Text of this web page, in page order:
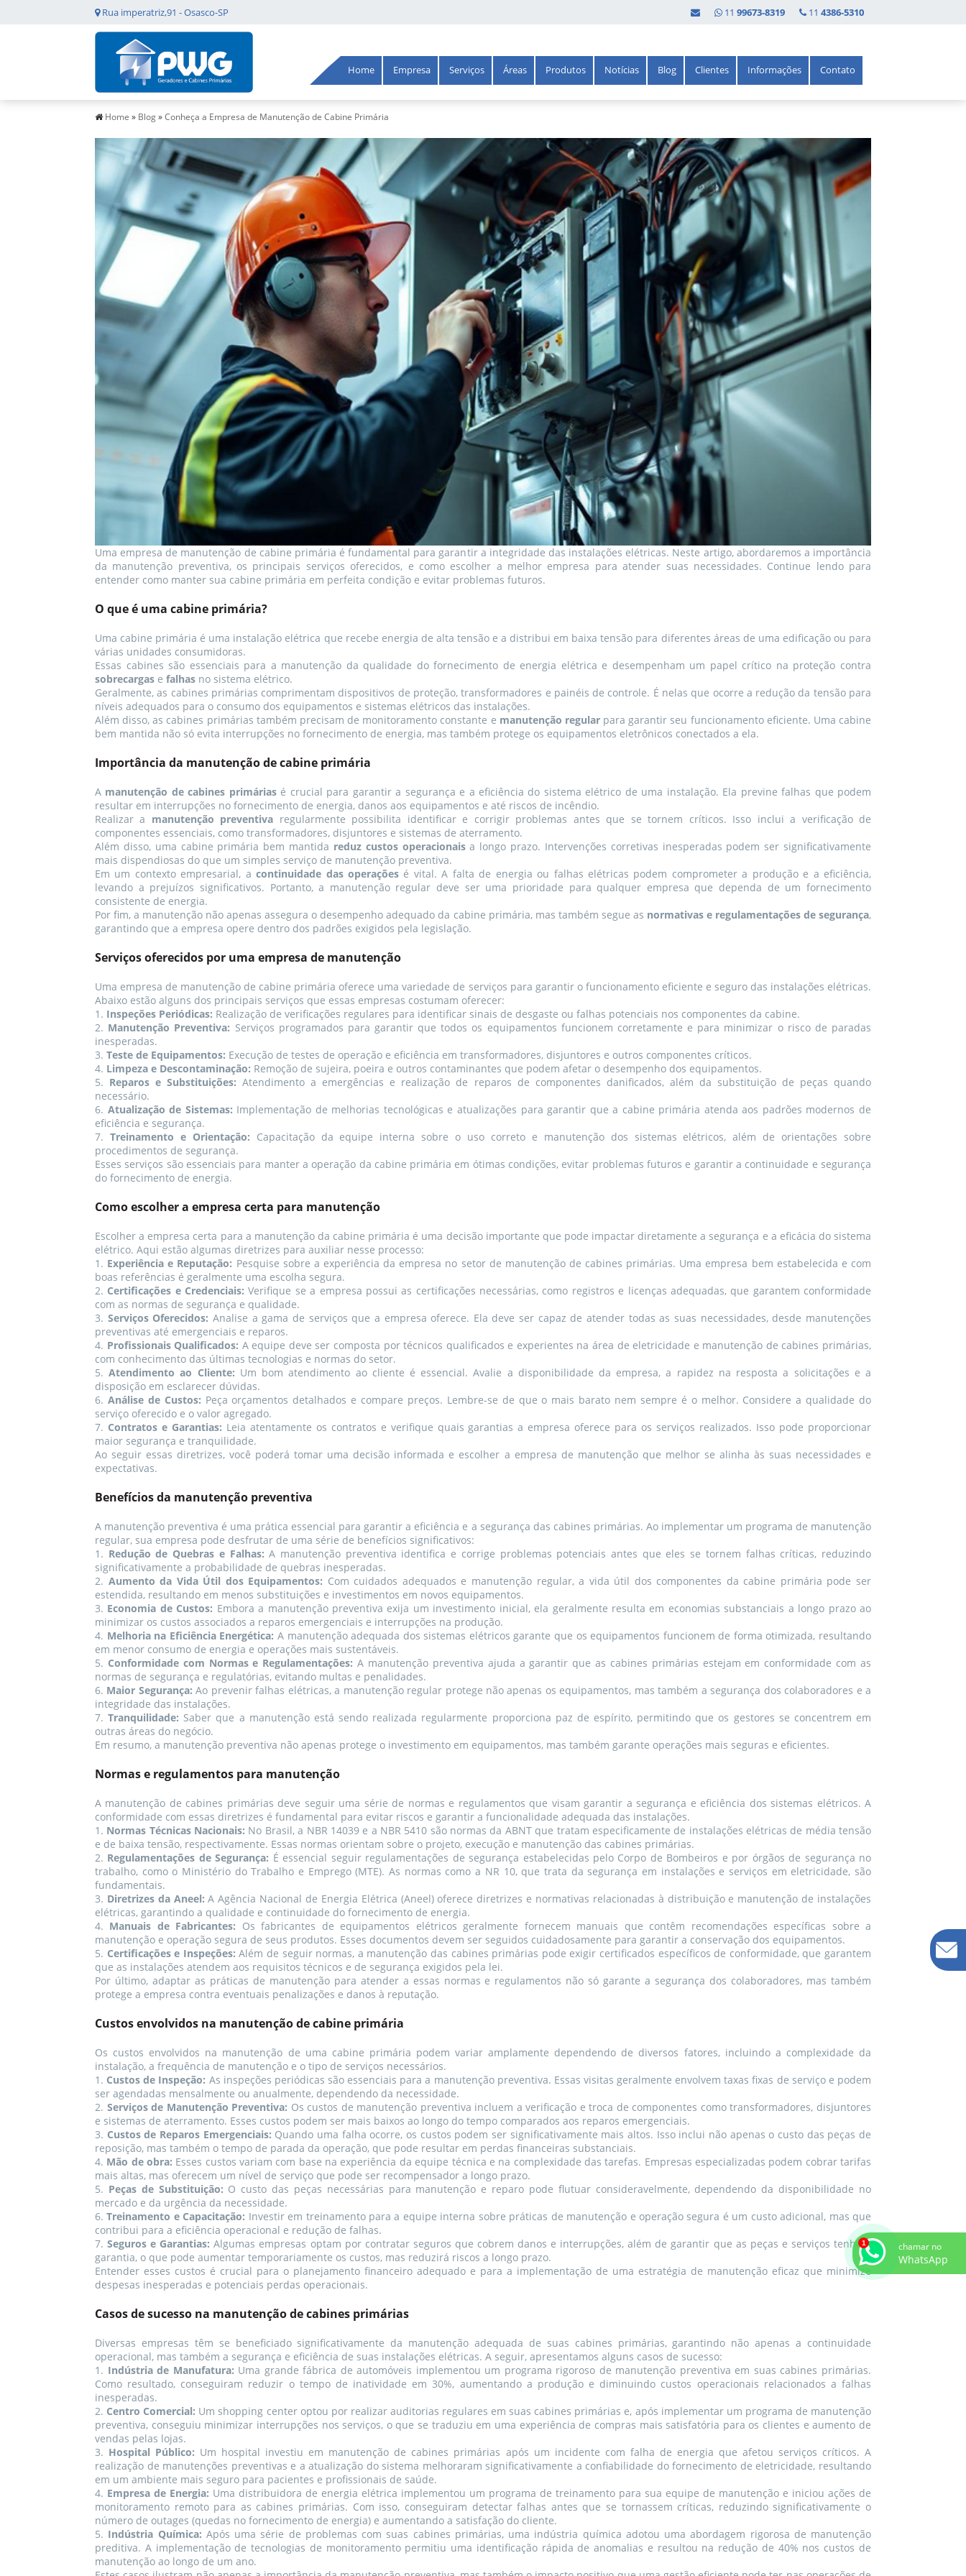
Rua imperatriz,91 - Osasco-SP 11 4386-5310
11 99673-8319
Home Empresa Serviços Áreas Produtos Notícias Blog Clientes Informações Contato
Home » Blog»Conheça a Empresa de Manutenção de Cabine Primária
Uma empresa de manutenção de cabine primária é fundamental para garantir a integridade das instalações elétricas. Neste artigo, abordaremos a importância
da manutenção preventiva, os principais serviços oferecidos, e como escolher a melhor empresa para atender suas necessidades. Continue lendo para
entender como manter sua cabine primária em perfeita condição e evitar problemas futuros.
O que é uma cabine primária?
Uma cabine primária é uma instalação elétrica que recebe energia de alta tensão e a distribui em baixa tensão para diferentes áreas de uma edificação ou para
várias unidades consumidoras.
Essas cabines são essenciais para a manutenção da qualidade do fornecimento de energia elétrica e desempenham um papel crítico na proteção contra
sobrecargas e falhas no sistema elétrico.
Geralmente, as cabines primárias comprimentam dispositivos de proteção, transformadores e painéis de controle. É nelas que ocorre a redução da tensão para
níveis adequados para o consumo dos equipamentos e sistemas elétricos das instalações.
Além disso, as cabines primárias também precisam de monitoramento constante e manutenção regularpara garantir seu funcionamento eficiente. Uma cabine
bem mantida não só evita interrupções no fornecimento de energia, mas também protege os equipamentos eletrônicos conectados a ela.
Importância da manutenção de cabine primária
A manutenção de cabines primáriasé crucial para garantir a segurança e a eficiência do sistema elétrico de uma instalação. Ela previne falhas que podem
resultar em interrupções no fornecimento de energia, danos aos equipamentos e até riscos de incêndio.
Realizar a manutenção preventiva regularmente possibilita identificar e corrigir problemas antes que se tornem críticos. Isso inclui a verificação de
componentes essenciais, como transformadores, disjuntores e sistemas de aterramento.
Além disso, uma cabine primária bem mantida reduz custos operacionaisa longo prazo. Intervenções corretivas inesperadas podem ser significativamente
mais dispendiosas do que um simples serviço de manutenção preventiva.
Em um contexto empresarial, acontinuidade das operações é vital. A falta de energia ou falhas elétricas podem comprometer a produção e a eficiência,
levando a prejuízos significativos. Portanto, a manutenção regular deve ser uma prioridade para qualquer empresa que dependa de um fornecimento
consistente de energia.
Por fim, a manutenção não apenas assegura o desempenho adequado da cabine primária, mas também segue as normativas e regulamentações de segurança,
garantindo que a empresa opere dentro dos padrões exigidos pela legislação.
Serviços oferecidos por uma empresa de manutenção
Uma empresa de manutenção de cabine primária oferece uma variedade de serviços para garantir o funcionamento eficiente e seguro das instalações elétricas.
Abaixo estão alguns dos principais serviços que essas empresas costumam oferecer:
1. Inspeções Periódicas: Realização de verificações regulares para identificar sinais de desgaste ou falhas potenciais nos componentes da cabine.
2. Manutenção Preventiva: Serviços programados para garantir que todos os equipamentos funcionem corretamente e para minimizar o risco de paradas
inesperadas.
3. Teste de Equipamentos: Execução de testes de operação e eficiência em transformadores, disjuntores e outros componentes críticos.
4. Limpeza e Descontaminação: Remoção de sujeira, poeira e outros contaminantes que podem afetar o desempenho dos equipamentos.
5. Reparos e Substituições: Atendimento a emergências e realização de reparos de componentes danificados, além da substituição de peças quando
necessário.
6. Atualização de Sistemas: Implementação de melhorias tecnológicas e atualizações para garantir que a cabine primária atenda aos padrões modernos de
eficiência e segurança.
7. Treinamento e Orientação: Capacitação da equipe interna sobre o uso correto e manutenção dos sistemas elétricos, além de orientações sobre
procedimentos de segurança.
Esses serviços são essenciais para manter a operação da cabine primária em ótimas condições, evitar problemas futuros e garantir a continuidade e segurança
do fornecimento de energia.
Como escolher a empresa certa para manutenção
Escolher a empresa certa para a manutenção da cabine primária é uma decisão importante que pode impactar diretamente a segurança e a eficácia do sistema
elétrico. Aqui estão algumas diretrizes para auxiliar nesse processo:
1. Experiência e Reputação: Pesquise sobre a experiência da empresa no setor de manutenção de cabines primárias. Uma empresa bem estabelecida e com
boas referências é geralmente uma escolha segura.
2. Certificações e Credenciais: Verifique se a empresa possui as certificações necessárias, como registros e licenças adequadas, que garantem conformidade
com as normas de segurança e qualidade.
3. Serviços Oferecidos: Analise a gama de serviços que a empresa oferece. Ela deve ser capaz de atender todas as suas necessidades, desde manutenções
preventivas até emergenciais e reparos.
4. Profissionais Qualificados: A equipe deve ser composta por técnicos qualificados e experientes na área de eletricidade e manutenção de cabines primárias,
com conhecimento das últimas tecnologias e normas do setor.
5.Atendimento ao Cliente: Um bom atendimento ao cliente é essencial. Avalie a disponibilidade da empresa, a rapidez na resposta a solicitações e a
disposição em esclarecer dúvidas.
6. Análise de Custos: Peça orçamentos detalhados e compare preços. Lembre-se de que o mais barato nem sempre é o melhor. Considere a qualidade do
serviço oferecido e o valor agregado.
7. Contratos e Garantias: Leia atentamente os contratos e verifique quais garantias a empresa oferece para os serviços realizados. Isso pode proporcionar
maior segurança e tranquilidade.
Ao seguir essas diretrizes, você poderá tomar uma decisão informada e escolher a empresa de manutenção que melhor se alinha às suas necessidades e
expectativas.
Benefícios da manutenção preventiva
A manutenção preventiva é uma prática essencial para garantir a eficiência e a segurança das cabines primárias. Ao implementar um programa de manutenção
regular, sua empresa pode desfrutar de uma série de benefícios significativos:
1. Redução de Quebras e Falhas: A manutenção preventiva identifica e corrige problemas potenciais antes que eles se tornem falhas críticas, reduzindo
significativamente a probabilidade de quebras inesperadas.
2. Aumento da Vida Útil dos Equipamentos: Com cuidados adequados e manutenção regular, a vida útil dos componentes da cabine primária pode ser
estendida, resultando em menos substituições e investimentos em novos equipamentos.
3. Economia de Custos: Embora a manutenção preventiva exija um investimento inicial, ela geralmente resulta em economias substanciais a longo prazo ao
minimizar os custos associados a reparos emergenciais e interrupções na produção.
4. Melhoria na Eficiência Energética: A manutenção adequada dos sistemas elétricos garante que os equipamentos funcionem de forma otimizada, resultando
em menor consumo de energia e operações mais sustentáveis.
5. Conformidade com Normas e Regulamentações: A manutenção preventiva ajuda a garantir que as cabines primárias estejam em conformidade com as
normas de segurança e regulatórias, evitando multas e penalidades.
6. Maior Segurança: Ao prevenir falhas elétricas, a manutenção regular protege não apenas os equipamentos, mas também a segurança dos colaboradores e a
integridade das instalações.
7.Tranquilidade: Saber que a manutenção está sendo realizada regularmente proporciona paz de espírito, permitindo que os gestores se concentrem em
outras áreas do negócio.
Em resumo, a manutenção preventiva não apenas protege o investimento em equipamentos, mas também garante operações mais seguras e eficientes.
Normas e regulamentos para manutenção
A manutenção de cabines primárias deve seguir uma série de normas e regulamentos que visam garantir a segurança e eficiência dos sistemas elétricos. A
conformidade com essas diretrizes é fundamental para evitar riscos e garantir a funcionalidade adequada das instalações.
1. Normas Técnicas Nacionais: No Brasil, a NBR 14039 e a NBR 5410 são normas da ABNT que tratam especificamente de instalações elétricas de média tensão
e de baixa tensão, respectivamente. Essas normas orientam sobre o projeto, execução e manutenção das cabines primárias.
2. Regulamentações de Segurança: É essencial seguir regulamentações de segurança estabelecidas pelo Corpo de Bombeiros e por órgãos de segurança no
trabalho, como o Ministério do Trabalho e Emprego (MTE). As normas como a NR 10, que trata da segurança em instalações e serviços em eletricidade, são
fundamentais.
3. Diretrizes da Aneel: A Agência Nacional de Energia Elétrica (Aneel) oferece diretrizes e normativas relacionadas à distribuição e manutenção de instalações
elétricas, garantindo a qualidade e continuidade do fornecimento de energia.
4. Manuais de Fabricantes: Os fabricantes de equipamentos elétricos geralmente fornecem manuais que contêm recomendações específicas sobre a
manutenção e operação segura de seus produtos. Esses documentos devem ser seguidos cuidadosamente para garantir a conservação dos equipamentos.
5. Certificações e Inspeções: Além de seguir normas, a manutenção das cabines primárias pode exigir certificados específicos de conformidade, que garantem
que as instalações atendem aos requisitos técnicos e de segurança exigidos pela lei.
Por último, adaptar as práticas de manutenção para atender a essas normas e regulamentos não só garante a segurança dos colaboradores, mas também
protege a empresa contra eventuais penalizações e danos à reputação.
Custos envolvidos na manutenção de cabine primária
Os custos envolvidos na manutenção de uma cabine primária podem variar amplamente dependendo de diversos fatores, incluindo a complexidade da
instalação, a frequência de manutenção e o tipo de serviços necessários.
1. Custos de Inspeção: As inspeções periódicas são essenciais para a manutenção preventiva. Essas visitas geralmente envolvem taxas fixas de serviço e podem
ser agendadas mensalmente ou anualmente, dependendo da necessidade.
2. Serviços de Manutenção Preventiva: Os custos de manutenção preventiva incluem a verificação e troca de componentes como transformadores, disjuntores
e sistemas de aterramento. Esses custos podem ser mais baixos ao longo do tempo comparados aos reparos emergenciais.
3. Custos de Reparos Emergenciais: Quando uma falha ocorre, os custos podem ser significativamente mais altos. Isso inclui não apenas o custo das peças de
reposição, mas também o tempo de parada da operação, que pode resultar em perdas financeiras substanciais.
4. Mão de obra: Esses custos variam com base na experiência da equipe técnica e na complexidade das tarefas. Empresas especializadas podem cobrar tarifas
mais altas, mas oferecem um nível de serviço que pode ser recompensador a longo prazo.
5. Peças de Substituição: O custo das peças necessárias para manutenção e reparo pode flutuar consideravelmente, dependendo da disponibilidade no
mercado e da urgência da necessidade.
6.Treinamento e Capacitação: Investir em treinamento para a equipe interna sobre práticas de manutenção e operação segura é um custo adicional, mas que
contribui para a eficiência operacional e redução de falhas.
7.Seguros e Garantias: Algumas empresas optam por contratar seguros que cobrem danos e interrupções, além de garantir que as peças e serviços tenham
garantia, o que pode aumentar temporariamente os custos, mas reduzirá riscos a longo prazo.
Entender esses custos é crucial para o planejamento financeiro adequado e para a implementação de uma estratégia de manutenção eficaz que minimize
despesas inesperadas e potenciais perdas operacionais.
Casos de sucesso na manutenção de cabines primárias
Diversas empresas têm se beneficiado significativamente da manutenção adequada de suas cabines primárias, garantindo não apenas a continuidade
operacional, mas também a segurança e eficiência de suas instalações elétricas. A seguir, apresentamos alguns casos de sucesso:
1. Indústria de Manufatura: Uma grande fábrica de automóveis implementou um programa rigoroso de manutenção preventiva em suas cabines primárias.
Como resultado, conseguiram reduzir o tempo de inatividade em 30%, aumentando a produção e diminuindo custos operacionais relacionados a falhas
inesperadas.
2. Centro Comercial: Um shopping center optou por realizar auditorias regulares em suas cabines primárias e, após implementar um programa de manutenção
preventiva, conseguiu minimizar interrupções nos serviços, o que se traduziu em uma experiência de compras mais satisfatória para os clientes e aumento de
vendas pelas lojas.
3. Hospital Público: Um hospital investiu em manutenção de cabines primárias após um incidente com falha de energia que afetou serviços críticos. A
realização de manutenções preventivas e a atualização do sistema melhoraram significativamente a confiabilidade do fornecimento de eletricidade, resultando
em um ambiente mais seguro para pacientes e profissionais de saúde.
4. Empresa de Energia: Uma distribuidora de energia elétrica implementou um programa de treinamento para sua equipe de manutenção e iniciou ações de
monitoramento remoto para as cabines primárias. Com isso, conseguiram detectar falhas antes que se tornassem críticas, reduzindo significativamente o
número de outages (quedas no fornecimento de energia) e aumentando a satisfação do cliente.
5. Indústria Química: Após uma série de problemas com suas cabines primárias, uma indústria química adotou uma abordagem rigorosa de manutenção
preditiva. A implementação de tecnologias de monitoramento permitiu uma identificação rápida de anomalias e resultou na redução de 40% nos custos de
manutenção ao longo de um ano.
chamar no
WhatsApp